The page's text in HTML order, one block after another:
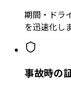
期間・ドラ
を迅速化し
事故時の